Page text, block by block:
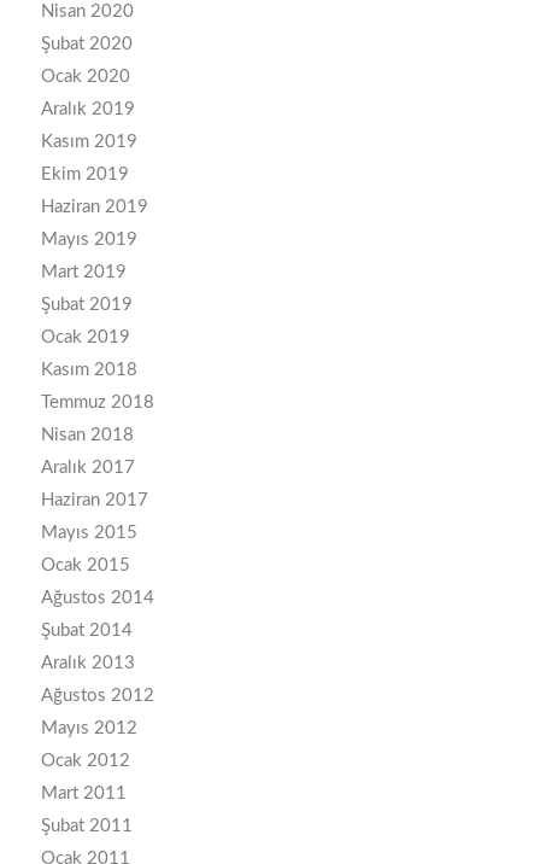
Nisan 2020
Şubat 2020
Ocak 2020
Aralık 2019
Kasım 2019
Ekim 2019
Haziran 2019
Mayıs 2019
Mart 2019
Şubat 2019
Ocak 2019
Kasım 2018
Temmuz 2018
Nisan 2018
Aralık 2017
Haziran 2017
Mayıs 2015
Ocak 2015
Ağustos 2014
Şubat 2014
Aralık 2013
Ağustos 2012
Mayıs 2012
Ocak 2012
Mart 2011
Şubat 2011
Ocak 2011